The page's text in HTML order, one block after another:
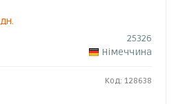
25326
Німеччина
Код: 128638